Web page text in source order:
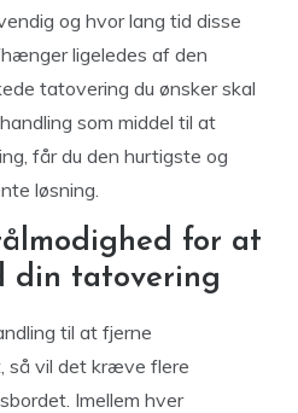
og hvor lang tid disse
ligeledes af den
tatovering du ønsker skal
som middel til at
får du den hurtigste og
løsning.
for at
din tatovering
til at fjerne
så vil det kræve flere
Imellem hver